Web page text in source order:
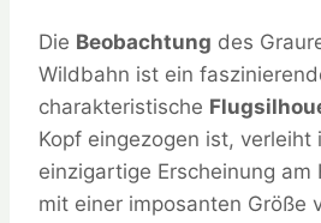
Die Beobachtung des
Wildbahn ist ein
charakteristische
Kopf eingezogen ist, verleiht
einzigartige Erscheinung am
mit einer imposanten Größe